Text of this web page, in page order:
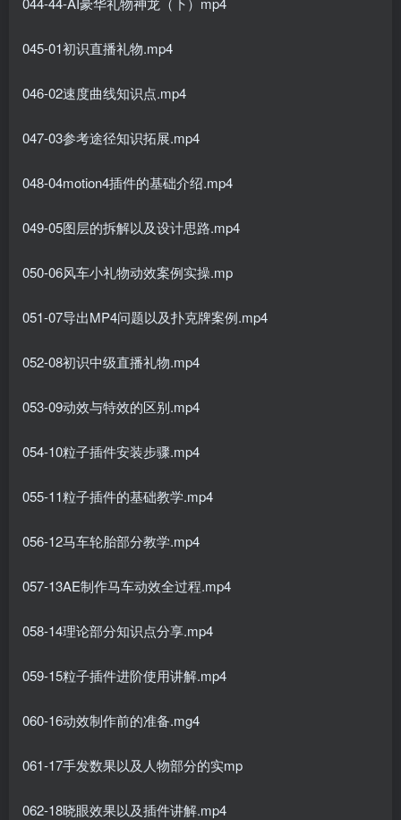
045-01初识直播礼物.mp4
046-02速度曲线知识点.mp4
047-03参考途径知识拓展.mp4
048-04motion4插件的基础介绍.mp4
049-05图层的拆解以及设计思路.mp4
050-06风车小礼物动效案例实操.mp
051-07导出MP4问题以及扑克牌案例.mp4
052-08初识中级直播礼物.mp4
053-09动效与特效的区别.mp4
054-10粒子插件安装步骤.mp4
055-11粒子插件的基础教学.mp4
056-12马车轮胎部分教学.mp4
057-13AE制作马车动效全过程.mp4
058-14理论部分知识点分享.mp4
059-15粒子插件进阶使用讲解.mp4
060-16动效制作前的准备.mg4
061-17手发数果以及人物部分的实mp
062-18晓眼效果以及插件讲解.mp4